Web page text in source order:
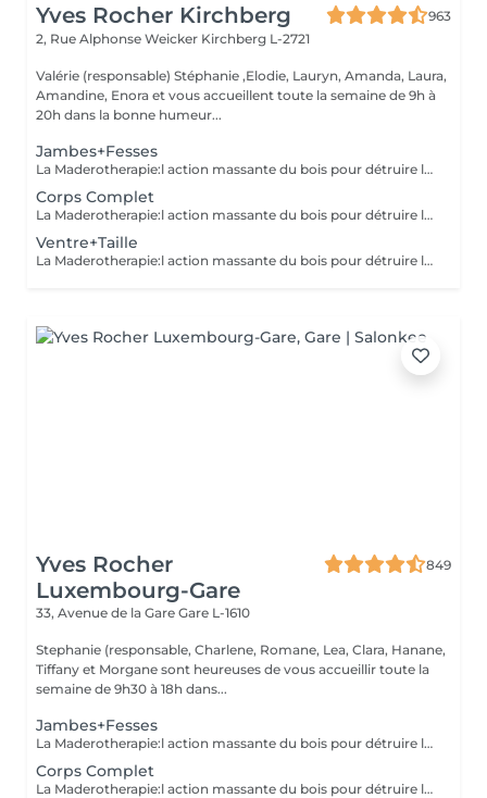
Yves Rocher Kirchberg
963
2, Rue Alphonse Weicker Kirchberg L-2721
Valérie (responsable) Stéphanie ,Elodie, Lauryn, Amanda, Laura,
Amandine, Enora et vous accueillent toute la semaine de 9h à
20h dans la bonne humeur...
Jambes+Fesses
La Maderotherapie:l action massante du bois pour détruire la cellulite. *Active la circulation sanguine et lymphatique *Réduit les tensions musculaires. *Raffermie et tonifie la peau.
Corps Complet
La Maderotherapie:l action massante du bois pour détruire la cellulite. *Active la circulation sanguine et lymphatique *Réduit les tensions musculaires. *Raffermie et tonifie la peau.
Ventre+Taille
La Maderotherapie:l action massante du bois pour détruire la cellulite. *Active la circulation sanguine et lymphatique *Réduit les tensions musculaires. *Raffermie et tonifie la peau.
Yves Rocher
Luxembourg-Gare
849
33, Avenue de la Gare Gare L-1610
Stephanie (responsable, Charlene, Romane, Lea, Clara, Hanane,
Tiffany et Morgane sont heureuses de vous accueillir toute la
semaine de 9h30 à 18h dans...
Jambes+Fesses
La Maderotherapie:l action massante du bois pour détruire la cellulite. *Active la circulation sanguine et lymphatique *Réduit les tensions musculaires. *Raffermie et tonifie la peau.
Corps Complet
La Maderotherapie:l action massante du bois pour détruire la cellulite. *Active la circulation sanguine et lymphatique *Réduit les tensions musculaires. *Raffermie et tonifie la peau.